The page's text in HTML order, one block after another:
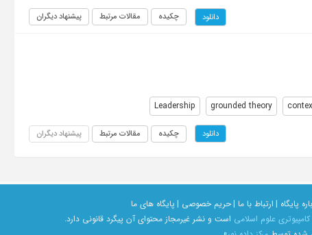
دانلود چکیده مقالات مرتبط پیشنهاد دیگران
grounded theory
Leadership
دانلود چکیده مقالات مرتبط پیشنهاد دیگران
پایگاه | ارتباط با ما |حریم خصوصی | پایگاه های ما
علوم اسلامی است و نشر غیرمجاز محتوای آن پیگرد قانونی دارد.